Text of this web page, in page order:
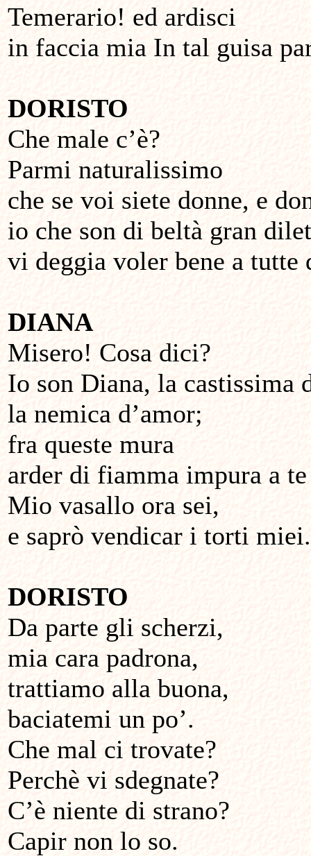
Temerario! ed ardisci
in faccia mia In tal guisa
DORISTO
Che male c’è?
Parmi naturalissimo
che se voi siete donne, e
io che son di beltà gran
vi deggia voler bene a tutte
DIANA
Misero! Cosa dici?
Io son Diana, la castissima
la nemica d’amor;
fra queste mura
arder di fiamma impura a
Mio vasallo ora sei,
e saprò vendicar i torti miei.
DORISTO
Da parte gli scherzi,
mia cara padrona,
trattiamo alla buona,
baciatemi un po’.
Che mal ci trovate?
Perchè vi sdegnate?
C’è niente di strano?
Capir non lo so.